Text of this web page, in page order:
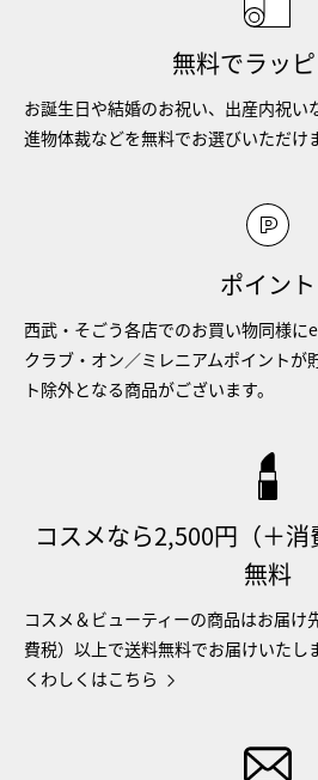
無料でラッ
お誕生日や結婚のお祝い、出産内祝い
進物体裁などを無料でお選びいただけ
ポイント
西武・そごう各店でのお買い物同様に
クラブ・オン／ミレニアムポイント
ト除外となる商品がございます。
コスメなら2,500円（＋
無料
コスメ＆ビューティーの商品はお届け
費税）以上で送料無料でお届けいたし
くわしくはこちら